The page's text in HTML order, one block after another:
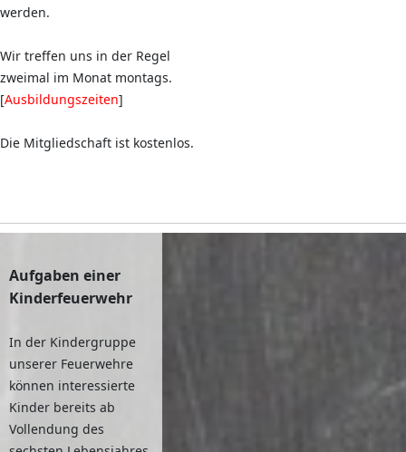
werden.
Wir treffen uns in der Regel
zweimal im Monat montags.
[Ausbildungszeiten]
Die Mitgliedschaft ist kostenlos.
Aufgaben einer
Kinderfeuerwehr
In der Kindergruppe
unserer Feuerwehre
können interessierte
Kinder bereits ab
Vollendung des